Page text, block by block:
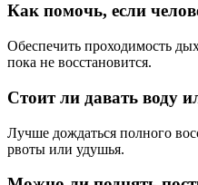
Как помочь, если
Обеспечить проходимость
пока не восстановится.
Стоит ли давать воду
Лучше дождаться полного
рвоты или удушья.